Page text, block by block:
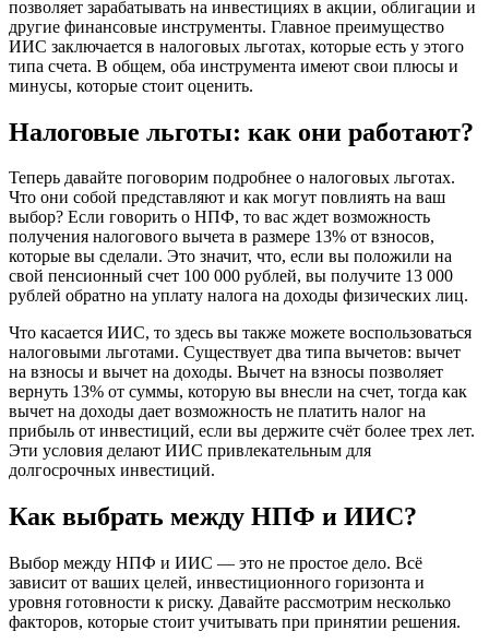
позволяет зарабатывать на инвестициях в акции, облигации и
другие финансовые инструменты. Главное преимущество
ИИС заключается в налоговых льготах, которые есть у этого
типа счета. В общем, оба инструмента имеют свои плюсы и
минусы, которые стоит оценить.
Налоговые льготы: как они работают?
Теперь давайте поговорим подробнее о налоговых льготах.
Что они собой представляют и как могут повлиять на ваш
выбор? Если говорить о НПФ, то вас ждет возможность
получения налогового вычета в размере 13% от взносов,
которые вы сделали. Это значит, что, если вы положили на
свой пенсионный счет 100 000 рублей, вы получите 13 000
рублей обратно на уплату налога на доходы физических лиц.
Что касается ИИС, то здесь вы также можете воспользоваться
налоговыми льготами. Существует два типа вычетов: вычет
на взносы и вычет на доходы. Вычет на взносы позволяет
вернуть 13% от суммы, которую вы внесли на счет, тогда как
вычет на доходы дает возможность не платить налог на
прибыль от инвестиций, если вы держите счёт более трех лет.
Эти условия делают ИИС привлекательным для
долгосрочных инвестиций.
Как выбрать между НПФ и ИИС?
Выбор между НПФ и ИИС — это не простое дело. Всё
зависит от ваших целей, инвестиционного горизонта и
уровня готовности к риску. Давайте рассмотрим несколько
факторов, которые стоит учитывать при принятии решения.